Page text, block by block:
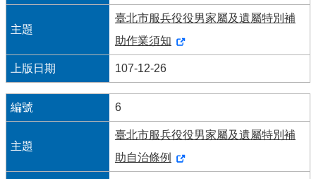
市
政
府
English
陳
情
統
常
臺北市服兵役役男家屬及遺屬特別補
助作業須知
107-12-26
6
臺北市服兵役役男家屬及遺屬特別補
助自治條例